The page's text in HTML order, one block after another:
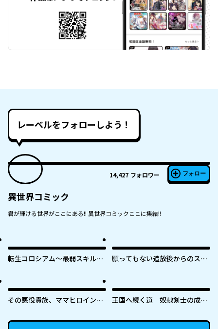
レーベルをフォローしよう！
14,427 フォロワー フォロー
異世界コミック
君が輝ける世界がここにある!! 異世界コミックここに集結!!
転生コロシアム～最弱スキルで
願ってもない追放後からのスロ
なったらなぜかめちゃくちゃ懐
かれた〜
その悪役貴族、ママヒロインが
となり不遇な推しキャラ助けま
王国へ続く道 奴隷剣士の成り